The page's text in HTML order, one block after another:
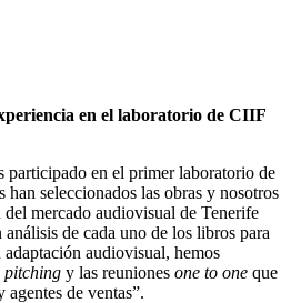
en el laboratorio de CIIF
en el primer laboratorio de
han seleccionados las obras y nosotros
mercado audiovisual de Tenerife
de cada uno de los libros para
adaptación audiovisual, hemos
pitching y las reuniones one to one que
de ventas”.